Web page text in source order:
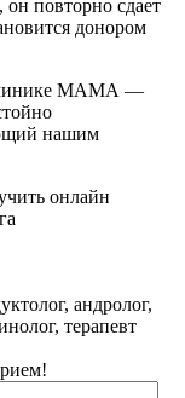
повторно сдает
донором
МАМА —
нашим
онлайн
андролог,
терапевт